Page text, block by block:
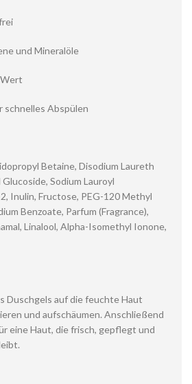
und Mineralöle
schnelles Abspülen
Betaine, Disodium Laureth
Sodium Lauroyl
Inulin, Fructose, PEG-120 Methyl
Benzoate, Parfum (Fragrance),
Linalool, Alpha-Isomethyl Ionone,
Duschgels auf die feuchte Haut
und aufschäumen. Anschließend
eine Haut, die frisch, gepflegt und